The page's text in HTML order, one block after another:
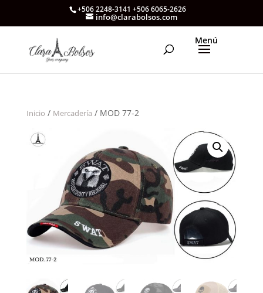
+506 2248-3141 +506 6065-2626
info@clarabolsos.com
Inicio / Mercadería / MOD 77-2